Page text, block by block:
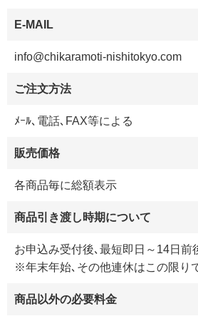
E-MAIL
info@chikaramoti-nishitokyo.com
ご注文方法
ﾒｰﾙ､電話､FAX等による
販売価格
各商品毎に総額表示
商品引き渡し時期について
お申込み受付後､最短即日～14日前
※年末年始､その他連休はこの限り
商品以外の必要料金